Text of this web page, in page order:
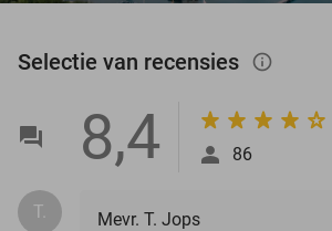
Selectie van recensies info_outlined
8,4 86
T. Mevr. T. Jops